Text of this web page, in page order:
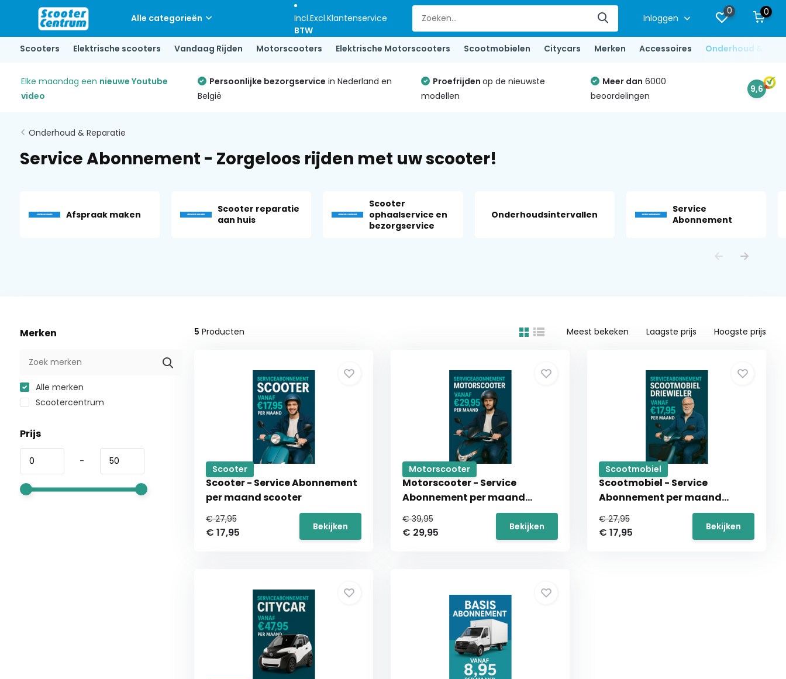
Alle categorieën Incl.Excl.
BTW
Klantenservice Inloggen
0 0
Scooters Elektrische scooters Vandaag Rijden Motorscooters Elektrische Motorscooters Scootmobielen Citycars Merken Accessoires Onderhoud &
Elke maandag een nieuwe Youtube
video
Persoonlijke bezorgservice in Nederland en
België
Proefrijdenop de nieuwste
modellen
Meer dan 6000
beoordelingen
9,6
Onderhoud & Reparatie
Service Abonnement - Zorgeloos rijden met uw scooter!
Afspraak maken
Scooter reparatie
aan huis
Scooter
ophaalservice en
bezorgservice
Onderhoudsintervallen
Service
Abonnement
Merken
Alle merken
Scootercentrum
Prijs
-
5 Producten Meest bekeken Laagste prijs Hoogste prijs
Scooter
Scooter - Service Abonnement
per maand scooter
€ 27,95
€ 17,95 Bekijken
Motorscooter
Motorscooter - Service
Abonnement per maand
motorscooter
€ 39,95
€ 29,95 Bekijken
Scootmobiel
Scootmobiel - Service
Abonnement per maand
scootmobiel driewieler
€ 27,95
€ 17,95 Bekijken